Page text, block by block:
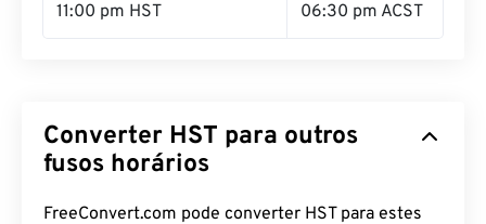
11:00 pm HST 06:30 pm ACST
Converter HST para outros
fusos horários
FreeConvert.com pode converter HST para estes